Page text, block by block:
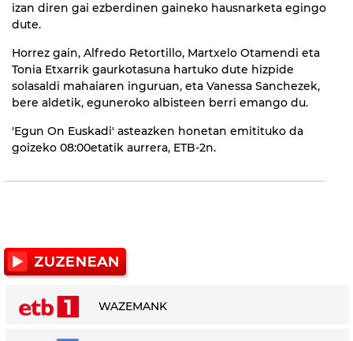
izan diren gai ezberdinen gaineko hausnarketa egingo
dute.
Horrez gain, Alfredo Retortillo, Martxelo Otamendi eta
Tonia Etxarrik gaurkotasuna hartuko dute hizpide
solasaldi mahaiaren inguruan, eta Vanessa Sanchezek,
bere aldetik, eguneroko albisteen berri emango du.
'Egun On Euskadi' asteazken honetan emitituko da
goizeko 08:00etatik aurrera, ETB-2n.
WAZEMANK